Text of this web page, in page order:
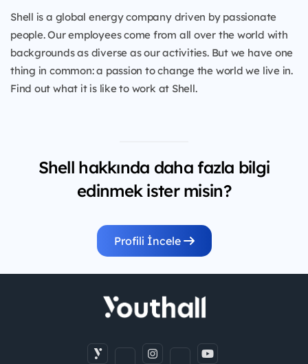
Shell is a global energy company driven by passionate
people. Our employees come from all over the world with
backgrounds as diverse as our activities. But we have one
thing in common: a passion to change the world we live in.
Find out what it is like to work at Shell.
Shell hakkında daha fazla bilgi
edinmek ister misin?
Profili İncele